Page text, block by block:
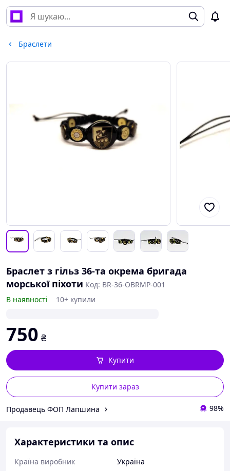
Браслети
Браслет з гільз 36-та окрема бригада
морської піхоти Код: BR-36-OBRMP-001
В наявності
10+ купили
750 ₴
Купити зараз
Купити
Продавець ФОП Лапшина 98%
Характеристики та опис
Країна виробник
Україна